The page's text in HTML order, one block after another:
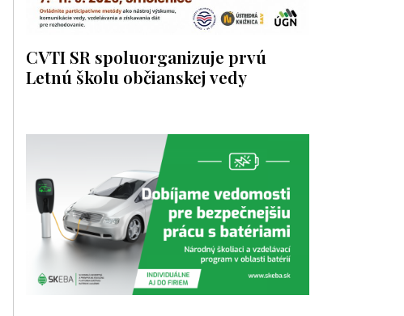
CVTI SR spoluorganizuje prvú
Letnú školu občianskej vedy